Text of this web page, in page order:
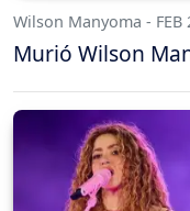
Wilson Manyoma - FEB
Murió Wilson